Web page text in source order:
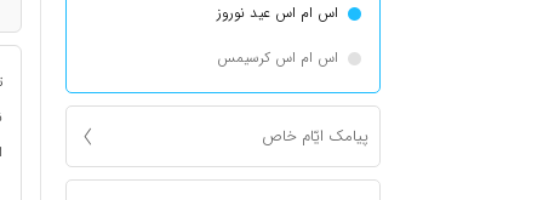
اس ام اس عید نوروز
اس ام اس کرسیمس
پیامک ايّام خاص